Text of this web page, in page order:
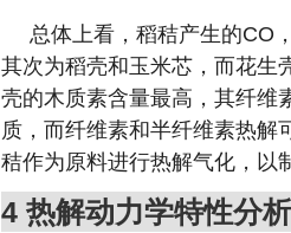
总体上看，稻秸产生的CO
其次为稻壳和玉米芯，而花生
壳的木质素含量最高，其纤维
质，而纤维素和半纤维素热解
秸作为原料进行热解气化，以
4 热解动力学特性分析